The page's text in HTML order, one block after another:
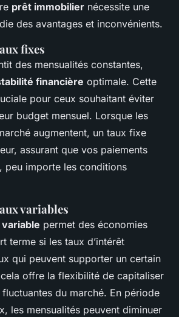
prêt immobilier nécessite une
des avantages et inconvénients.
fixes
des mensualités constantes,
financière optimale. Cette
pour ceux souhaitant éviter
budget mensuel. Lorsque les
augmentent, un taux fixe
assurant que vos paiements
peu importe les conditions
variables
permet des économies
terme si les taux d’intérêt
qui peuvent supporter un certain
offre la flexibilité de capitaliser
du marché. En période
les mensualités peuvent diminuer